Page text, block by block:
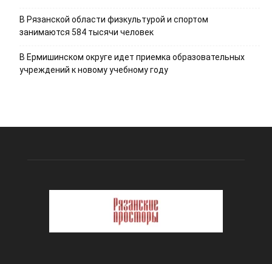
В Рязанской области физкультурой и спортом
занимаются 584 тысячи человек
В Ермишинском округе идет приемка образовательных
учреждений к новому учебному году